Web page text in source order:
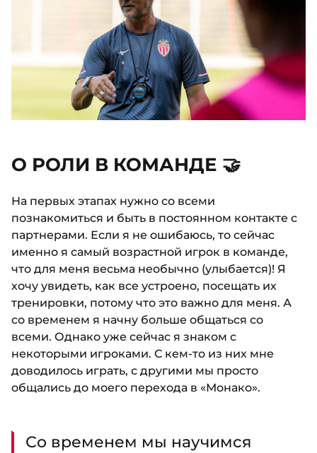
О РОЛИ В КОМАНДЕ 🤝
На первых этапах нужно со всеми
познакомиться и быть в постоянном контакте с
партнерами. Если я не ошибаюсь, то сейчас
именно я самый возрастной игрок в команде,
что для меня весьма необычно (улыбается)! Я
хочу увидеть, как все устроено, посещать их
тренировки, потому что это важно для меня. А
со временем я начну больше общаться со
всеми. Однако уже сейчас я знаком с
некоторыми игроками. С кем-то из них мне
доводилось играть, с другими мы просто
общались до моего перехода в «Монако».
Со временем мы научимся